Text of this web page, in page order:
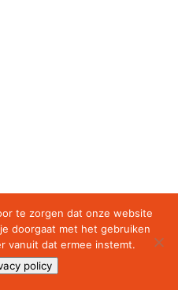
te zorgen dat onze website
doorgaat met het gebruiken
vanuit dat ermee instemt.
policy